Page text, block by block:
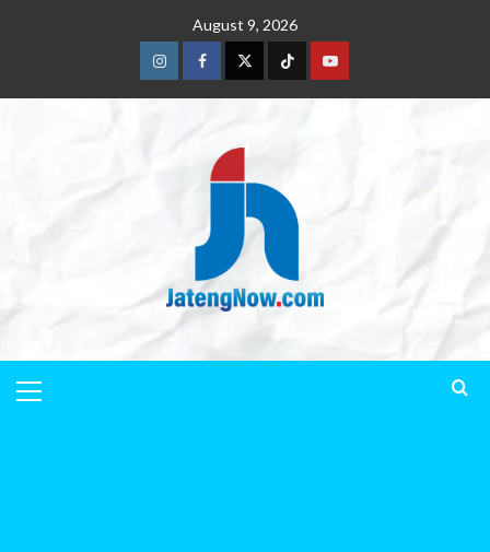
August 9, 2026